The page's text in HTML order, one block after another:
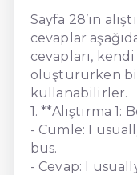
Sayfa 28’in
cevaplar
cevapları, kendi
oluştururken
kullanabilirler.
1. **Alıştırma
- Cümle: I
bus.
- Cevap: I